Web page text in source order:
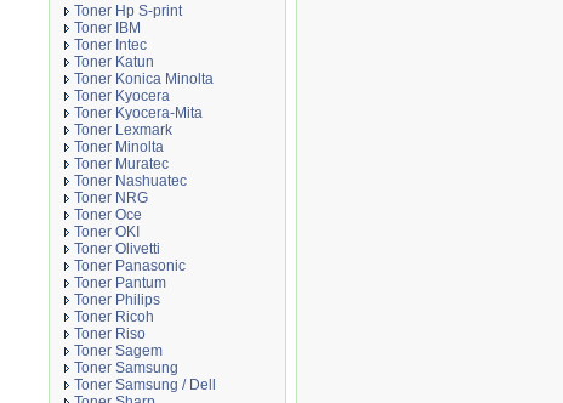
Toner Hp S-print
Toner IBM
Toner Intec
Toner Katun
Toner Konica Minolta
Toner Kyocera
Toner Kyocera-Mita
Toner Lexmark
Toner Minolta
Toner Muratec
Toner Nashuatec
Toner NRG
Toner Oce
Toner OKI
Toner Olivetti
Toner Panasonic
Toner Pantum
Toner Philips
Toner Ricoh
Toner Riso
Toner Sagem
Toner Samsung
Toner Samsung / Dell